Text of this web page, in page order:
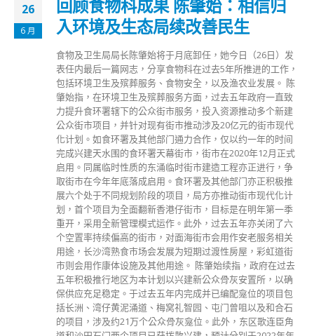
26
6 月
回顾食物科成果 陈肇始：相信归
入环境及生态局续改善民生
食物及卫生局局长陈肇始将于月底卸任，她今日（26日）发
表任内最后一篇网志，分享食物科在过去5年所推进的工作，
包括环境卫生及殡葬服务、食物安全，以及渔农业发展。 陈
肇始指，在环境卫生及殡葬服务方面，过去五年政府一直致
力提升食环署辖下的公众街市服务，投入资源推动多个新建
公众街市项目，并针对现有街市推动涉及20亿元的街市现代
化计划。如食环署及其他部门通力合作，仅以约一年的时间
完成兴建天水围的食环署天幕街市，街市在2020年12月正式
启用。同属临时性质的东涌临时街市建造工程亦正进行，争
取街市在今年年底落成启用。食环署及其他部门亦正积极推
展六个处于不同规划阶段的项目，局方亦推动街市现代化计
划，首个项目为全面翻新香港仔街市，目标是在明年第一季
重开，采用全新管理模式运作。此外，过去五年亦关闭了六
个空置率持续偏高的街市，对面海街市会用作安老服务相关
用途，长沙湾熟食市场会发展为短期过渡性房屋，彩虹道街
市则会用作康体设施及其他用途。 陈肇始续指，政府在过去
五年积极推行地区为本计划以兴建新公众骨灰安置所，以确
保供应充足稳定。于过去五年内完成并已编配龛位的项目包
括长洲、湾仔黄泥涌道、梅窝礼智园、屯门曾咀以及和合石
的项目，涉及约21万个公众骨灰龛位。此外，东区歌连臣角